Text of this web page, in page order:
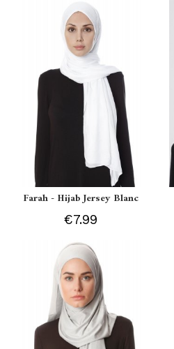
Farah - Hijab Jersey Blanc
€7.99